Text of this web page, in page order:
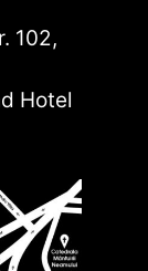
102,
Hotel